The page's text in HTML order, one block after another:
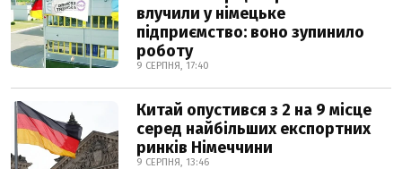
влучили у німецьке
підприємство: воно зупинило
роботу
9 СЕРПНЯ, 17:40
Китай опустився з 2 на 9 місце
серед найбільших експортних
ринків Німеччини
9 СЕРПНЯ, 13:46